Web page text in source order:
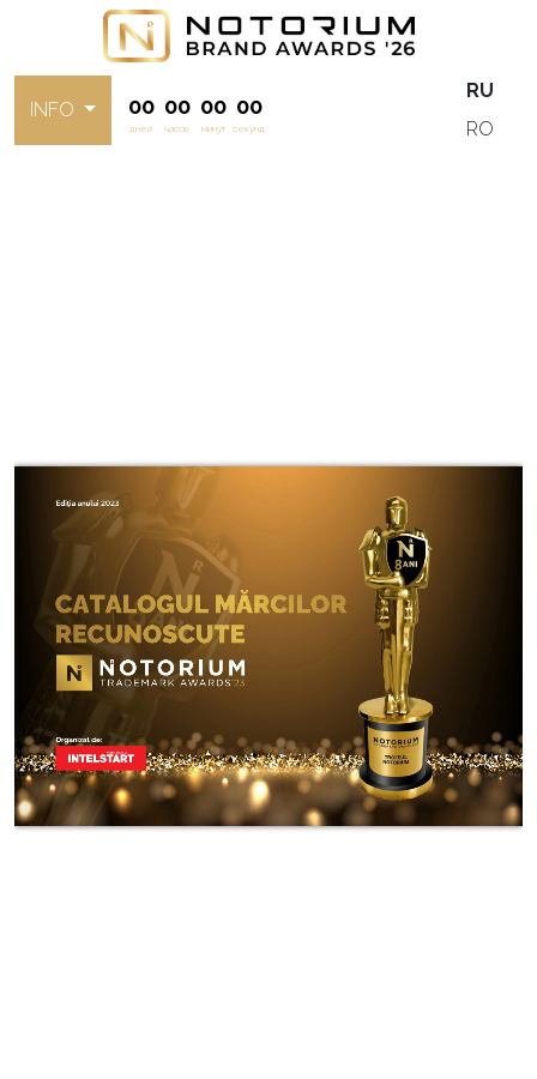
INFO 00
дней
00
часов
00
минут
00
секунд
RU
RO